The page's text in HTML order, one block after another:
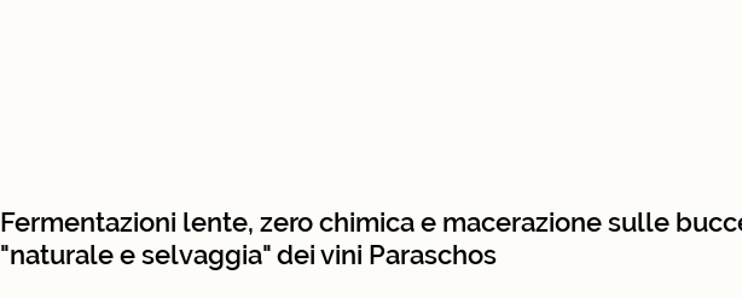
Fermentazioni lente, zero chimica e macerazione sulle
"naturale e selvaggia" dei vini Paraschos